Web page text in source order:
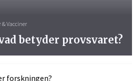
Vacciner
betyder provsvaret?